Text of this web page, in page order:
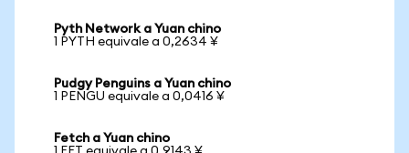
Pyth Network a Yuan chino
1 PYTH equivale a 0,2634 ¥
Pudgy Penguins a Yuan chino
1 PENGU equivale a 0,0416 ¥
Fetch a Yuan chino